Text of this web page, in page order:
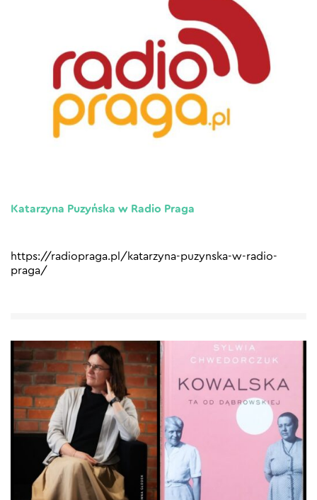
Katarzyna Puzyńska w Radio Praga
https://radiopraga.pl/katarzyna-puzynska-w-radio-
praga/